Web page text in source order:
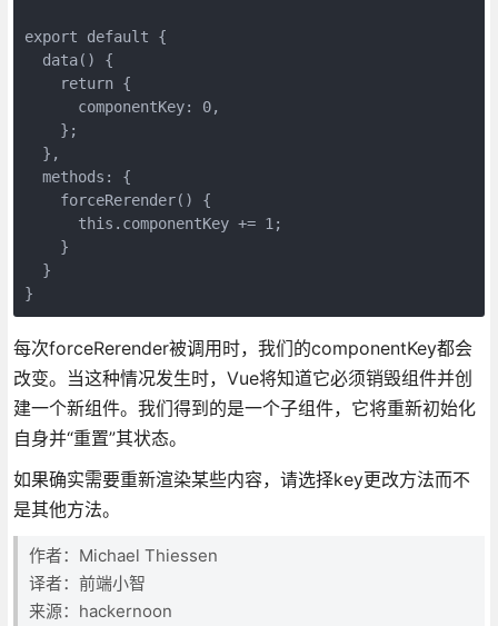
export default {
  data() {
    return {
      componentKey: 0,
    };
  },
  methods: {
    forceRerender() {
      this.componentKey += 1;
    }
  }
每次forceRerender被调用时，我们的componentKey都会
改变。当这种情况发生时，Vue将知道它必须销毁组件并创
建一个新组件。我们得到的是一个子组件，它将重新初始化
自身并“重置”其状态。
如果确实需要重新渲染某些内容，请选择key更改方法而不
是其他方法。
作者：Michael Thiessen
译者：前端小智
来源：hackernoon